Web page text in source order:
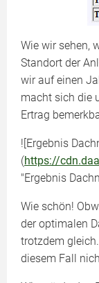
Wie wir sehen,
Standort der
wir auf einen
macht sich die
Ertrag
![Ergebnis
(https://
"Ergebnis
Wie schön!
der optimalen
trotzdem
diesem Fall